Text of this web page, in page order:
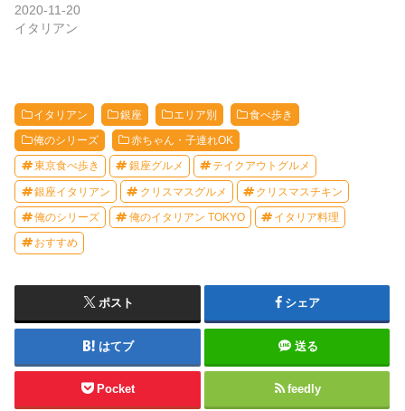
2020-11-20
イタリアン
イタリアン 銀座 エリア別 食べ歩き
俺のシリーズ 赤ちゃん・子連れOK
東京食べ歩き 銀座グルメ テイクアウトグルメ
銀座イタリアン クリスマスグルメ クリスマスチキン
俺のシリーズ 俺のイタリアン TOKYO イタリア料理
おすすめ
ポスト シェア
はてブ 送る
Pocket feedly